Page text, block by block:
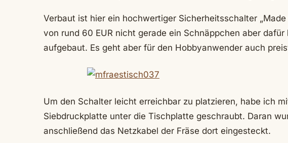
Verbaut ist hier ein hochwertiger Sicherheitsschalter
von rund 60 EUR nicht gerade ein Schnäppchen aber
aufgebaut. Es geht aber für den Hobbyanwender auch
Um den Schalter leicht erreichbar zu platzieren, habe ich
Siebdruckplatte unter die Tischplatte geschraubt. Daran
anschließend das Netzkabel der Fräse dort eingesteckt.